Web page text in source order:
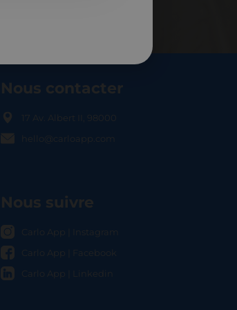
Nous contacter
17 Av. Albert II, 98000
hello@carloapp.com
Nous suivre
Carlo App | Instagram
Carlo App | Facebook
Carlo App | Linkedin